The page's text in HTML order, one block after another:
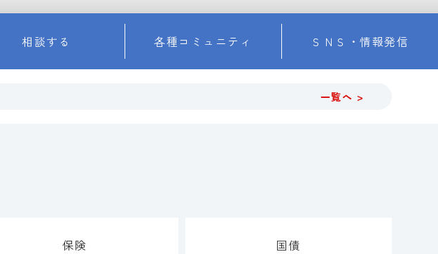
相談する 各種コミュニティ ＳＮＳ・情報発信
一覧へ >
保険 国債